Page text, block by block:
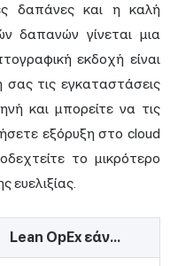
δαπάνες και η καλή
δαπανών γίνεται μια
εκδοχή είναι
τις εγκαταστάσεις
και μπορείτε να τις
εξόρυξη στο cloud
το μικρότερο
ευελιξίας.
Lean OpEx εάν...